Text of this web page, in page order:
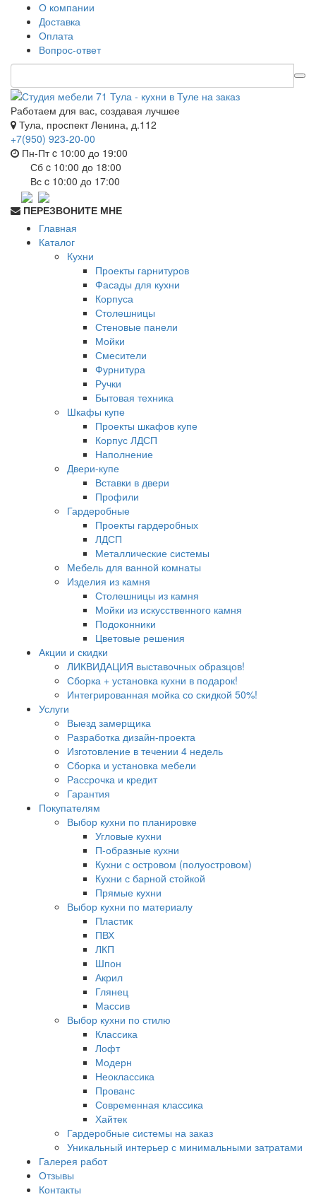
О компании
Доставка
Оплата
Вопрос-ответ
Работаем для вас, создавая лучшее
Тула, проспект Ленина, д.112
+7(950) 923-20-00
Пн-Пт c 10:00 до 19:00
Сб c 10:00 до 18:00
Вс c 10:00 до 17:00
ПЕРЕЗВОНИТЕ МНЕ
Главная
Каталог
Кухни
Проекты гарнитуров
Фасады для кухни
Корпуса
Столешницы
Стеновые панели
Мойки
Смесители
Фурнитура
Ручки
Бытовая техника
Шкафы купе
Проекты шкафов купе
Корпус ЛДСП
Наполнение
Двери-купе
Вставки в двери
Профили
Гардеробные
Проекты гардеробных
ЛДСП
Металлические системы
Мебель для ванной комнаты
Изделия из камня
Столешницы из камня
Мойки из искусственного камня
Подоконники
Цветовые решения
Акции и скидки
ЛИКВИДАЦИЯ выставочных образцов!
Сборка + установка кухни в подарок!
Интегрированная мойка со скидкой 50%!
Услуги
Выезд замерщика
Разработка дизайн-проекта
Изготовление в течении 4 недель
Сборка и установка мебели
Рассрочка и кредит
Гарантия
Покупателям
Выбор кухни по планировке
Угловые кухни
П-образные кухни
Кухни с островом (полуостровом)
Кухни с барной стойкой
Прямые кухни
Выбор кухни по материалу
Пластик
ПВХ
ЛКП
Шпон
Акрил
Глянец
Массив
Выбор кухни по стилю
Классика
Лофт
Модерн
Неоклассика
Прованс
Современная классика
Хайтек
Гардеробные системы на заказ
Уникальный интерьер с минимальными затратами
Галерея работ
Отзывы
Контакты